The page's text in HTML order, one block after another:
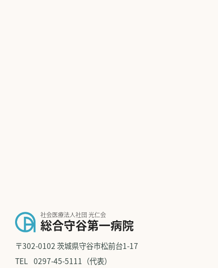
社会医療法人社団 光仁会
総合守谷第一病院
〒302-0102 茨城県守谷市松前台1-17
TEL 0297-45-5111（代表）